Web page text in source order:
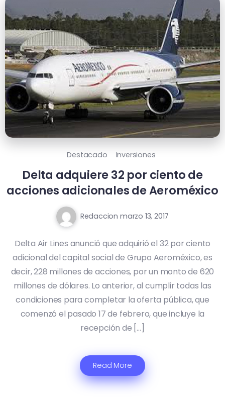
Destacado Inversiones
Delta adquiere 32 por ciento de
acciones adicionales de Aeroméxico
Redaccion marzo 13, 2017
Delta Air Lines anunció que adquirió el 32 por ciento
adicional del capital social de Grupo Aeroméxico, es
decir, 228 millones de acciones, por un monto de 620
millones de dólares. Lo anterior, al cumplir todas las
condiciones para completar la oferta pública, que
comenzó el pasado 17 de febrero, que incluye la
recepción de […]
Read More